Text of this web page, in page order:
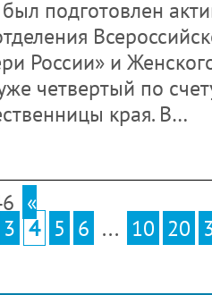
подготовлен
России» и
четвертый по
края. В…
«
3 4 5 6 ... 10 20